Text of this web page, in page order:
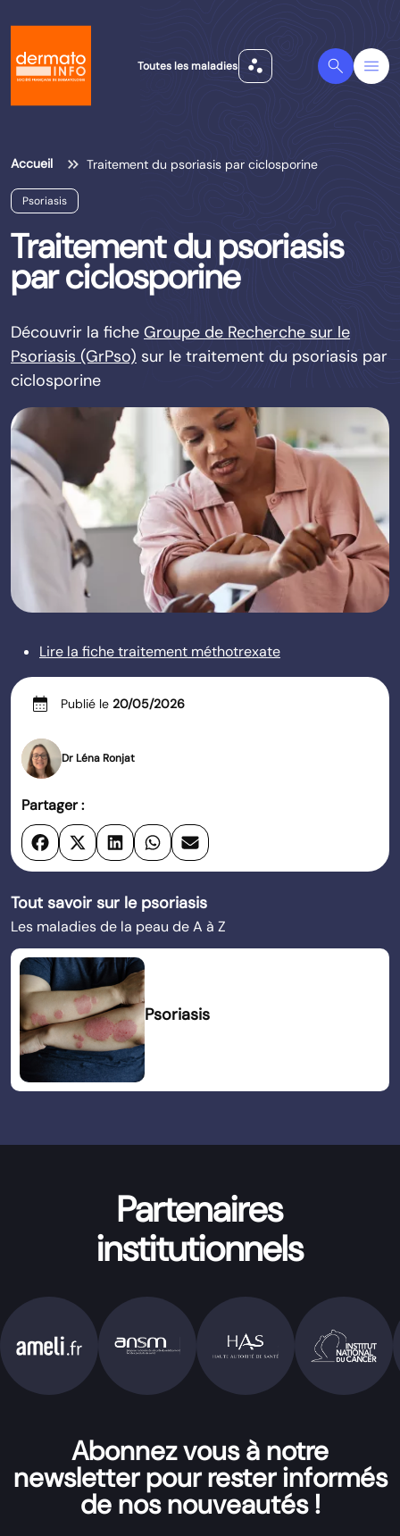
Toutes les maladies scatter_plot Search Menu
Accueil Traitement du psoriasis par ciclosporine
Psoriasis
Traitement du psoriasis
par ciclosporine
Découvrir la fiche Groupe de Recherche sur le
Psoriasis (GrPso) sur le traitement du psoriasis par
ciclosporine
Lire la fiche traitement méthotrexate
calendar_month Publié le 20/05/2026
Dr Léna Ronjat
Partager :
Tout savoir sur le psoriasis
Les maladies de la peau de A à Z
Psoriasis
Partenaires
institutionnels
Abonnez vous à notre
newsletter pour rester informés
de nos nouveautés !